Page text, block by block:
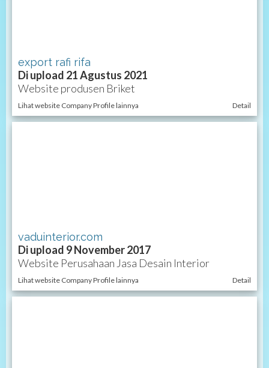
export rafi rifa
Di upload 21 Agustus 2021
Website produsen Briket
Lihat website Company Profile lainnya Detail
vaduinterior.com
Di upload 9 November 2017
Website Perusahaan Jasa Desain Interior
Lihat website Company Profile lainnya Detail